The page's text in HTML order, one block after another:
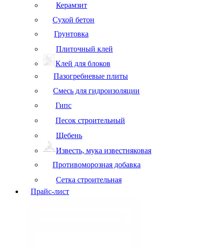
Керамзит
Сухой бетон
Грунтовка
Плиточный клей
Клей для блоков
Пазогребневые плиты
Смесь для гидроизоляции
Гипс
Песок строительный
Щебень
Известь, мука известняковая
Противоморозная добавка
Сетка строительная
Прайс-лист